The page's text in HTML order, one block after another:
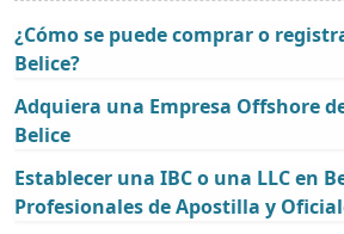
¿Cómo se puede comprar o
Belice?
Adquiera una Empresa Offshore
Belice
Establecer una IBC o una LLC en
Profesionales de Apostilla y